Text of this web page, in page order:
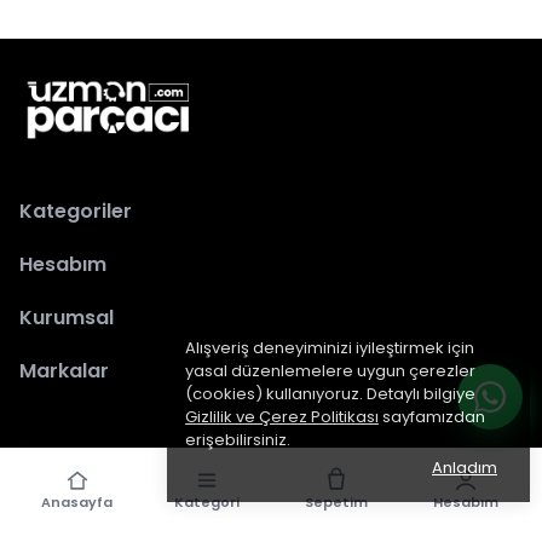
Alışveriş deneyiminizi iyileştirmek için
yasal düzenlemelere uygun çerezler
(cookies) kullanıyoruz. Detaylı bilgiye
Gizlilik ve Çerez Politikası sayfamızdan
erişebilirsiniz.
Anladım
Kategoriler
Hesabım
Kurumsal
Markalar
epiked.comtarafından dizayn edilmiştir.
Anasayfa Kategori Sepetim Hesabım